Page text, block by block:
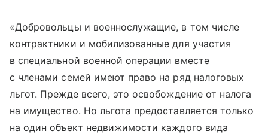
«Добровольцы и военнослужащие, в том числе
контрактники и мобилизованные для участия
в специальной военной операции вместе
с членами семей имеют право на ряд налоговых
льгот. Прежде всего, это освобождение от налога
на имущество. Но льгота предоставляется только
на один объект недвижимости каждого вида